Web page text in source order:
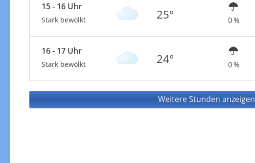
15 - 16 Uhr
Stark bewölkt 25° 0 %
16 - 17 Uhr
Stark bewölkt 24° 0 %
Weitere Stunden anzeigen